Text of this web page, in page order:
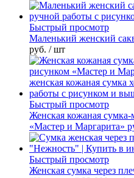
Быстрый просмотр
Маленький женский
руб. / шт
Быстрый просмотр
Женская кожаная
«Мастер и Маргарита»
Быстрый просмотр
Женская сумка через